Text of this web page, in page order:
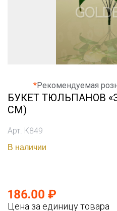
*Рекомендуемая
БУКЕТ ТЮЛЬПАНОВ
СМ)
Арт. К849
В наличии
186.00 ₽
Цена за единицу товара